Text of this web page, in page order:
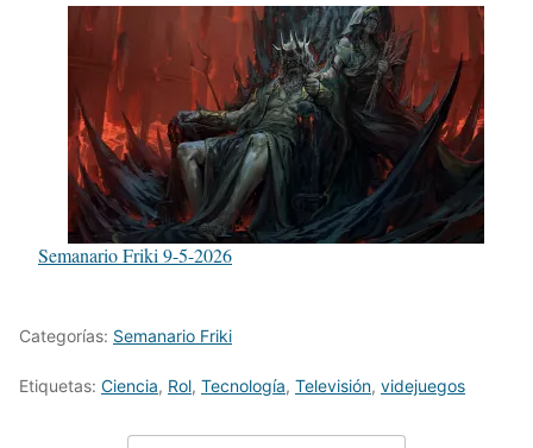
Semanario Friki 9-5-2026
Categorías: Semanario Friki
Etiquetas: Ciencia, Rol, Tecnología, Televisión, videjuegos